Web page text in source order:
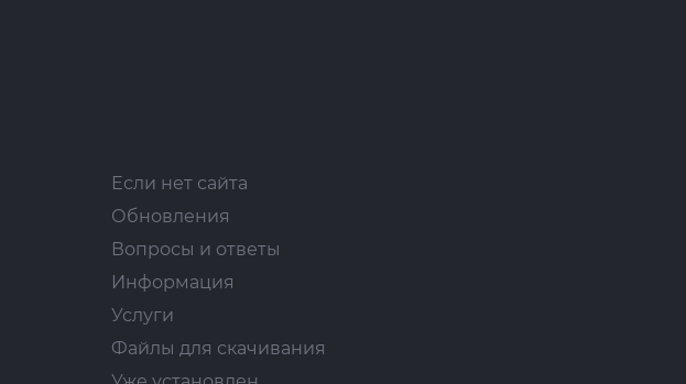
Если нет сайта
Обновления
Вопросы и ответы
Информация
Услуги
Файлы для скачивания